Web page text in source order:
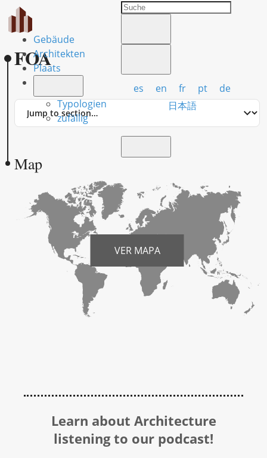
Gebäude
Architekten
Plaats
Typologien
zufällig
es en fr pt
de
日本語
FOA
Jump
Map
VER MAPA
Learn about Architecture
listening to our podcast!